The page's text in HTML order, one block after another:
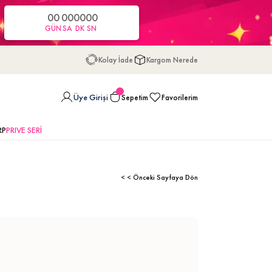
00
GÜN
00
SA
00
DK
00
SN
Kolay İade Kargom Nerede
Üye Girişi Sepetim Favorilerim
PRIVE SERİ
< < Önceki Sayfaya Dön